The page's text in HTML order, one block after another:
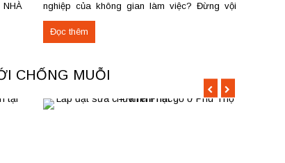
NHÀ
tại
nghiệp của không gian làm việc? Đừng vội
thay mới tốn kém! Dịch vụ sửa chữa thảm văn
phòng tại Việt Trì, Phú Thọ sẽ giúp bạn khắc
Đọc thêm
CHỐNG MUỖI